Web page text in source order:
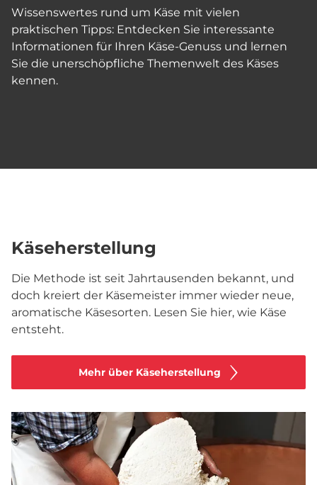
Wissenswertes rund um Käse mit vielen
praktischen Tipps: Entdecken Sie interessante
Informationen für Ihren Käse-Genuss und lernen
Sie die unerschöpfliche Themenwelt des Käses
kennen.
Käseherstellung
Die Methode ist seit Jahrtausenden bekannt, und
doch kreiert der Käsemeister immer wieder neue,
aromatische Käsesorten. Lesen Sie hier, wie Käse
entsteht.
Mehr über Käseherstellung